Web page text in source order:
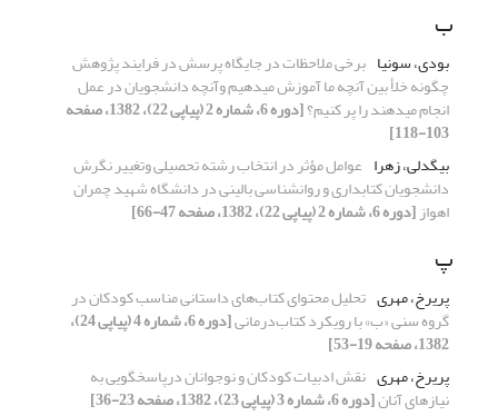
ب
بودی، سونیا برخی ملاحظات در جایگاه پرسش در فرایند پژوهش
چگونه خلأ بین آنچه ما آموزش می‏دهیم وآنچه دانشجویان در عمل
انجام می‏دهند را پر کنیم؟ [دوره 6، شماره 2 (پیاپی 22)، 1382، صفحه
103-118]
بیگدلی، زهرا عوامل مؤثر در انتخاب رشته تحصیلی وتغییر نگرش
دانشجویان کتابداری و روانشناسی بالینی در دانشگاه شهید چمران
اهواز[دوره 6، شماره 2 (پیاپی 22)، 1382، صفحه 47-66]
پ
پریرخ، مهری تحلیل محتوای کتاب‌های داستانی مناسب کودکان در
گروه سنی «ب» با رویکرد کتاب‌درمانی [دوره 6، شماره 4 (پیاپی 24)،
1382، صفحه 19-53]
پریرخ، مهری نقش ادبیات کودکان و نوجوانان درپاسخگویی به
نیازهای آنان[دوره 6، شماره 3 (پیاپی 23)، 1382، صفحه 23-36]